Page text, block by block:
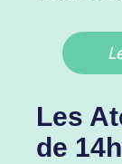
Les
de